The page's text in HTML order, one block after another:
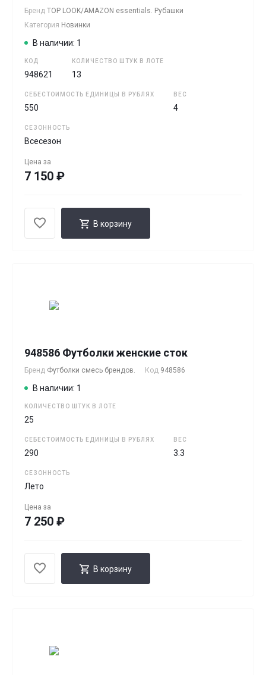
Бренд TOP LOOK/AMAZON essentials. Рубашки
Категория Новинки
В наличии: 1
КОД
948621
КОЛИЧЕСТВО ШТУК В ЛОТЕ
13
СЕБЕСТОИМОСТЬ ЕДИНИЦЫ В РУБЛЯХ
550
ВЕС
4
СЕЗОННОСТЬ
Всесезон
Цена за
7 150 ₽
В корзину
948586 Футболки женские сток
Бренд Футболки смесь брендов. Код 948586
В наличии: 1
КОЛИЧЕСТВО ШТУК В ЛОТЕ
25
СЕБЕСТОИМОСТЬ ЕДИНИЦЫ В РУБЛЯХ
290
ВЕС
3.3
СЕЗОННОСТЬ
Лето
Цена за
7 250 ₽
В корзину